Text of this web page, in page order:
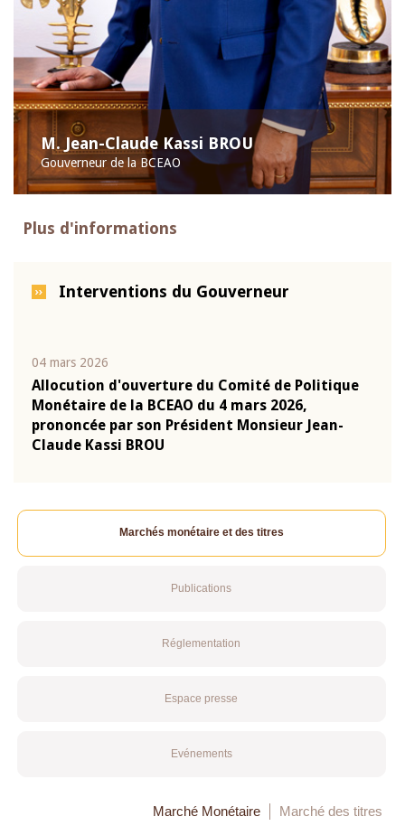
M. Jean-Claude Kassi BROU
Gouverneur de la BCEAO
Plus d'informations
Interventions du Gouverneur
04 mars 2026
Allocution d'ouverture du Comité de Politique
Monétaire de la BCEAO du 4 mars 2026,
prononcée par son Président Monsieur Jean-
Claude Kassi BROU
Marchés monétaire et des titres
Publications
Réglementation
Espace presse
Evénements
Marché Monétaire Marché des titres